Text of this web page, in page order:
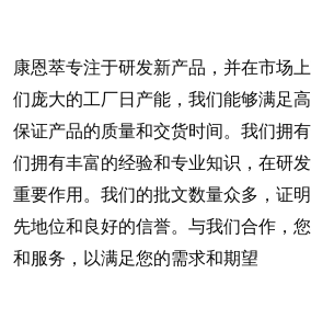
康恩萃专注于研发新产品，并在市场
们庞大的工厂日产能，我们能够满足
保证产品的质量和交货时间。我们拥
们拥有丰富的经验和专业知识，在研
重要作用。我们的批文数量众多，证
先地位和良好的信誉。与我们合作，
和服务，以满足您的需求和期望